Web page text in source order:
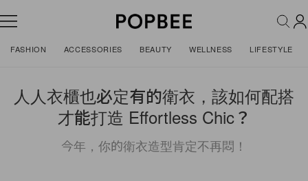
FASHION ACCESSORIES BEAUTY WELLNESS LIFESTYLE
人人衣櫃也必定有的衛衣，該如何配搭
才能打造 Effortless Chic？
今年，你的衛衣造型肯定不再悶！